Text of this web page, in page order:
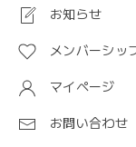
お知らせ
メンバーシッ
マイページ
お問い合わせ